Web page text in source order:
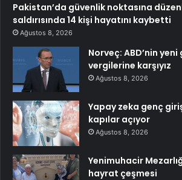
Pakistan’da güvenlik noktasına
saldırısında 14 kişi hayatını kaybetti
Ağustos 8, 2026
Norveç: ABD’nin
vergilerine karşıyız
Ağustos 8, 2026
Yapay zeka genç
kapılar açıyor
Ağustos 8, 2026
Yenimuhacir
hayrat çeşmesi